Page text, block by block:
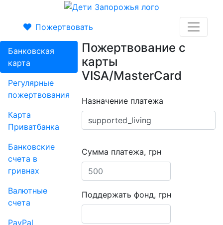
Пожертвовать
Банковская
карта
Регулярные
пожертвования
Карта
Приватбанка
Банковские
счета в
гривнах
Валютные
счета
PayPal
Пожертвование с
карты
VISA/MasterCard
Назначение платежа
Сумма платежа, грн
Поддержать фонд, грн